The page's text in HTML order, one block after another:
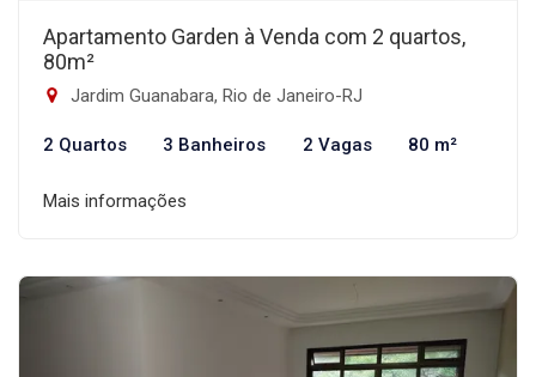
Apartamento Garden à Venda com 2 quartos,
80m²
Jardim Guanabara, Rio de Janeiro-RJ
2 Quartos 3 Banheiros 2 Vagas 80 m²
Mais informações